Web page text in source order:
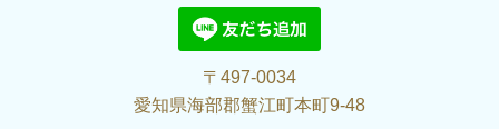
〒497-0034
愛知県海部郡蟹江町本町9-48